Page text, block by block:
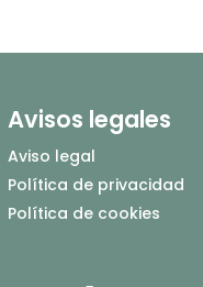
Avisos legales
Aviso legal
Política de privacidad
Política de cookies